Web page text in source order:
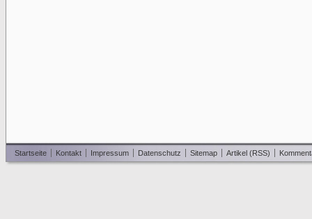
Startseite Kontakt Impressum Datenschutz Sitemap Artikel (RSS)